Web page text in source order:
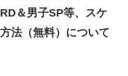
＆男子SP等、スケ
法（無料）について